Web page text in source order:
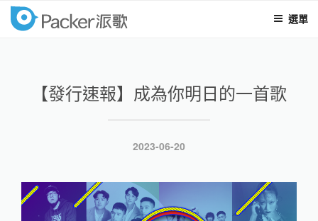
選單
packer
【發行速報】成為你明日的一首歌
發
於
2023-06-20